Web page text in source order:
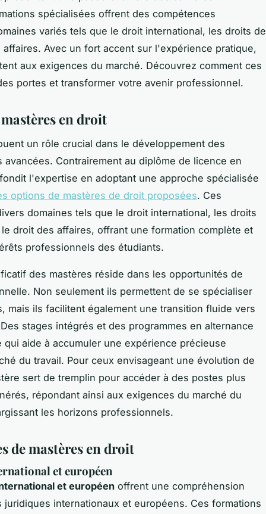
spécialisées offrent des compétences
variés tels que le droit international, les droits de
Avec un fort accent sur l'expérience pratique,
aux exigences du marché. Découvrez comment ces
portes et transformer votre avenir professionnel.
en droit
un rôle crucial dans le développement des
Contrairement au diplôme de licence en
l'expertise en adoptant une approche spécialisée
options de mastères de droit proposées. Ces
domaines tels que le droit international, les droits
droit des affaires, offrant une formation complète et
professionnels des étudiants.
des mastères réside dans les opportunités de
Non seulement ils permettent de se spécialiser
mais ils facilitent également une transition fluide vers
stages intégrés et des programmes en alternance
aide à accumuler une expérience précieuse
du travail. Pour ceux envisageant une évolution de
sert de tremplin pour accéder à des postes plus
répondant ainsi aux exigences du marché du
les horizons professionnels.
de mastères en droit
et européen
et européen offrent une compréhension
internationaux et européens. Ces formations